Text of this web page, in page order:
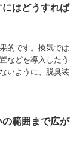
はどうすれば
的です。換気では
などを導入したう
いように、脱臭装
範囲まで広が